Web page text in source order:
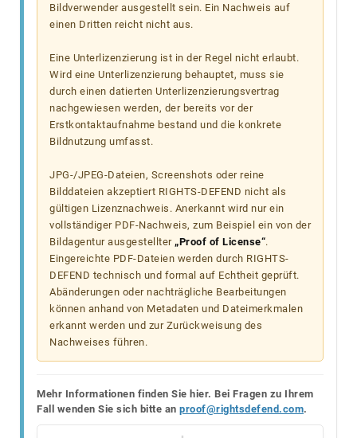
Bildverwender ausgestellt sein. Ein Nachweis auf
einen Dritten reicht nicht aus.
Eine Unterlizenzierung ist in der Regel nicht erlaubt.
Wird eine Unterlizenzierung behauptet, muss sie
durch einen datierten Unterlizenzierungsvertrag
nachgewiesen werden, der bereits vor der
Erstkontaktaufnahme bestand und die konkrete
Bildnutzung umfasst.
JPG-/JPEG-Dateien, Screenshots oder reine
Bilddateien akzeptiert RIGHTS-DEFEND nicht als
gültigen Lizenznachweis. Anerkannt wird nur ein
vollständiger PDF-Nachweis, zum Beispiel ein von der
Bildagentur ausgestellter „Proof of License“.
Eingereichte PDF-Dateien werden durch RIGHTS-
DEFEND technisch und formal auf Echtheit geprüft.
Abänderungen oder nachträgliche Bearbeitungen
können anhand von Metadaten und Dateimerkmalen
erkannt werden und zur Zurückweisung des
Nachweises führen.
Mehr Informationen finden Sie hier. Bei Fragen zu Ihrem
Fall wenden Sie sich bitte an proof@rightsdefend.com.